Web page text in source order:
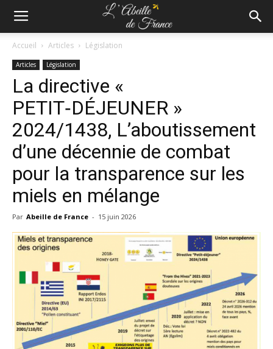
Accueil Articles Législation
Articles Législation
La directive «
PETIT‑DÉJEUNER »
2024/1438, L’aboutissement
d’une décennie de combat
pour la transparence sur les
miels en mélange
Par Abeille de France - 15 juin 2026